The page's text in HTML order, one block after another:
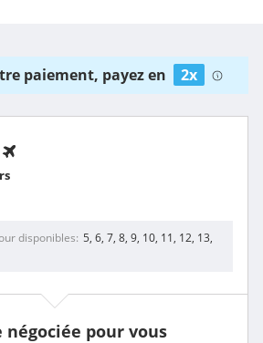
paiement, payez en 2x
disponibles 5, 6, 7, 8, 9, 10, 11, 12, 13,
négociée pour vous